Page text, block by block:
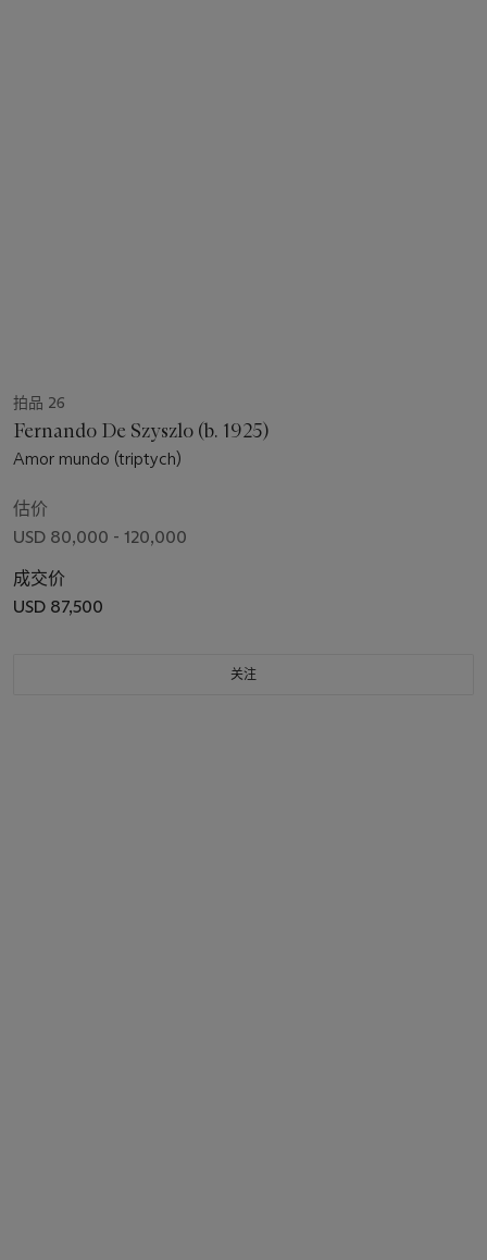
拍品 26
Fernando De Szyszlo (b. 1925)
Amor mundo (triptych)
估价
USD 80,000 - 120,000
成交价
USD 87,500
关注